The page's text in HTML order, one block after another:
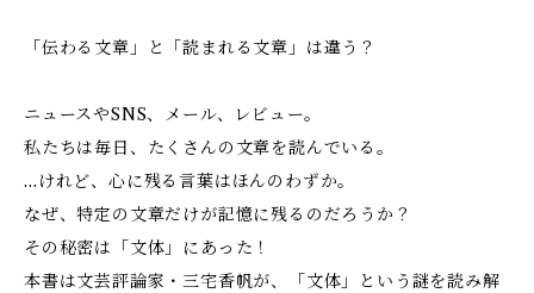
「伝わる文章」と「読まれる文章」は違う？
ニュースやSNS、メール、レビュー。
私たちは毎日、たくさんの文章を読んでいる。
…けれど、心に残る言葉はほんのわずか。
なぜ、特定の文章だけが記憶に残るのだろうか？
その秘密は「文体」にあった！
本書は文芸評論家・三宅香帆が、「文体」という謎を読み解